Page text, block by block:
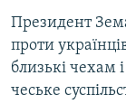
Президент
проти
близькі чехам
чеське